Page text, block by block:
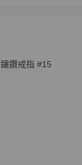
鑽戒指 #15
鑽戒指 #15